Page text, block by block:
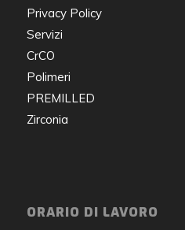
Privacy Policy
Servizi
CrCO
Polimeri
PREMILLED
Zirconia
ORARIO DI LAVORO